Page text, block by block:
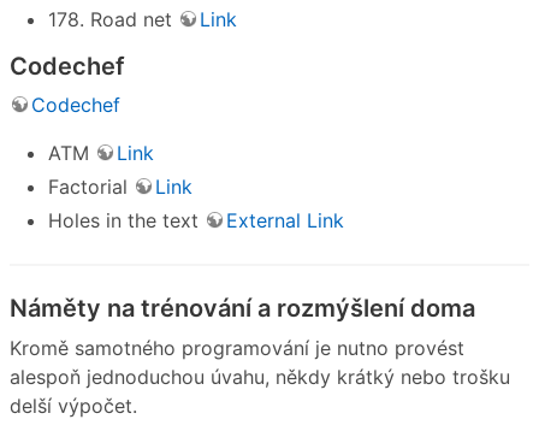
178. Road net
Link
Codechef
Codechef
ATM
Link
Factorial
Link
Holes in the text
External Link
Náměty na trénování a rozmýšlení doma
Kromě samotného programování je nutno provést
alespoň jednoduchou úvahu, někdy krátký nebo trošku
delší výpočet.